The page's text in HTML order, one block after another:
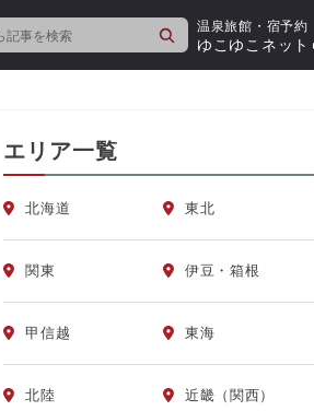
検
索
温泉旅館・宿予約
ゆこゆこネット
エリア一覧
北海道 東北
関東 伊豆・箱根
甲信越 東海
北陸 近畿（関西）